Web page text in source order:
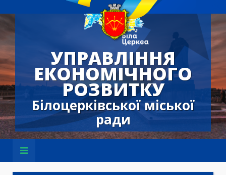
УПРАВЛІННЯ
ЕКОНОМІЧНОГО
РОЗВИТКУ
Білоцерківської міської
ради